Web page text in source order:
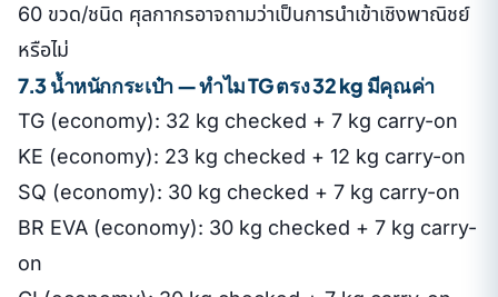
60 ขวด/ชนิด ศุลกากรอาจถามว่าเป็นการนำเข้าเชิงพาณิชย์
หรือไม่
7.3 น้ำหนักกระเป๋า — ทำไม TG ตรง 32 kg มีคุณค่า
TG (economy): 32 kg checked + 7 kg carry-on
KE (economy): 23 kg checked + 12 kg carry-on
SQ (economy): 30 kg checked + 7 kg carry-on
BR EVA (economy): 30 kg checked + 7 kg carry-
on